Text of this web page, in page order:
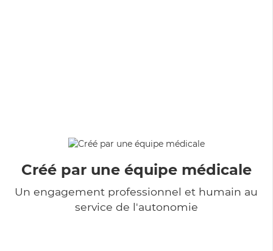
Créé par une équipe médicale
Un engagement professionnel et humain au
service de l'autonomie